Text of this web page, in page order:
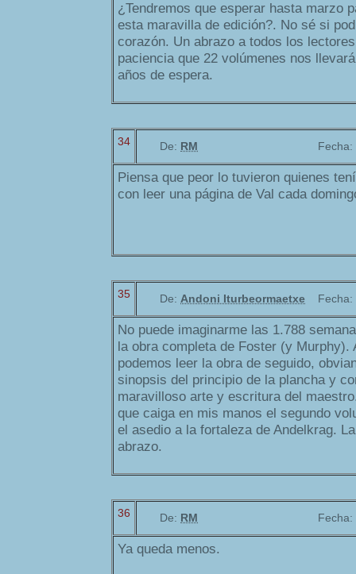
¿Tendremos que esperar hasta marzo
esta maravilla de edición?. No sé si
corazón. Un abrazo a todos los
paciencia que 22 volúmenes nos
años de espera.
34 De: RM Fecha:
Piensa que peor lo tuvieron quienes
con leer una página de Val cada
35 De: Andoni Iturbeormaetxe Fecha:
No puede imaginarme las 1.788
la obra completa de Foster (y Murphy).
podemos leer la obra de seguido,
sinopsis del principio de la plancha y
maravilloso arte y escritura del
que caiga en mis manos el segundo
el asedio a la fortaleza de Andelkrag.
abrazo.
36 De: RM Fecha:
Ya queda menos.